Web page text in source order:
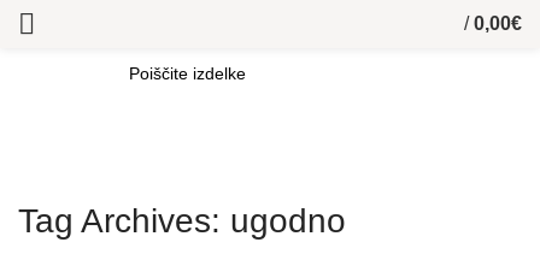
/ 0,00€
Tag Archives: ugodno